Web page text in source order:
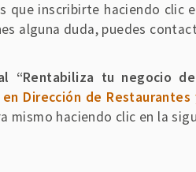
que inscribirte haciendo clic
alguna duda, puedes
“Rentabiliza tu negocio
Dirección de
mismo haciendo clic en la